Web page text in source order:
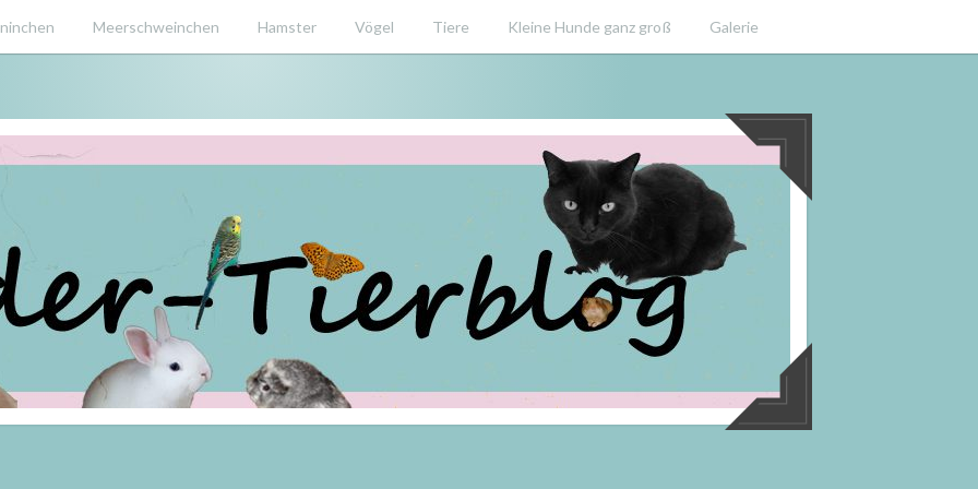
Meerschweinchen Hamster Vögel Tiere Kleine Hunde ganz groß Galerie